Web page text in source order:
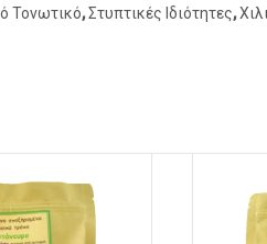
Τονωτικό,Στυπτικές Ιδιότητες,